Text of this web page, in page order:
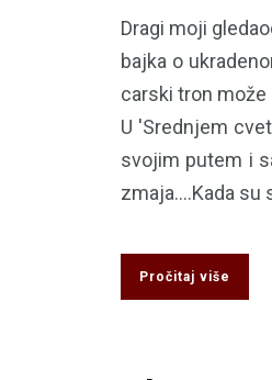
Dragi moji
bajka o
carski tron
U 'Srednjem
svojim putem i
zmaja....Kada su
Pročitaj više